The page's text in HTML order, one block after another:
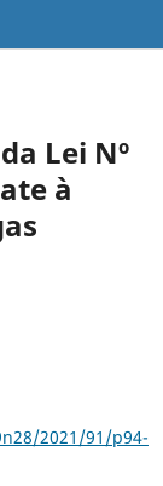
Lei Nº
à
2021/91/p94-